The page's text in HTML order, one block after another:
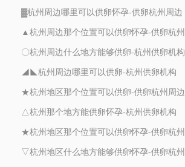
▓杭州周边哪里可以供卵怀孕-供卵杭州周边
〇杭州周边什么地方能够供卵-杭州供卵机构
◢◣杭州周边哪里可以供卵-杭州供卵机构
★杭州地区那个位置可以供卵-供卵杭州周边
△杭州那个地方能供卵怀孕-杭州供卵机构